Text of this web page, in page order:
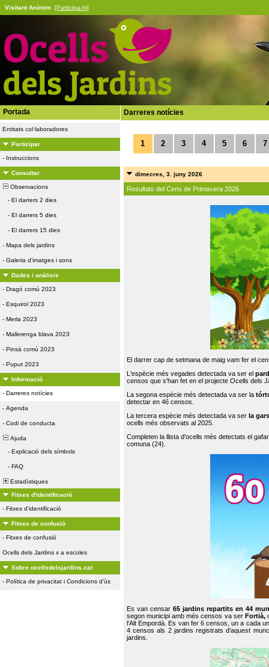
Visitant Anònim [Participa-hi]
Portada
Entitats col·laboradores
Participar
- Instruccions
Consultar
Observacions
- El darrers 2 dies
- El darrers 5 dies
- El darrers 15 dies
- Mapa dels jardins
- Galeria d'imatges i sons
Dades i anàlisis
- Dragó comú 2023
- Esquirol 2023
- Merla 2023
- Mallerenga blava 2023
- Pinsà comú 2023
- Puput 2023
Informació
- Darreres notícies
- Agenda
- Codi de conducta
Ajuda
- Explicació dels símbols
- FAQ
Estadístiques
Fitxes d'identificació
- Fitxes d'identificació
Fitxes de confusió
- Fitxes de confusió
Ocells dels Jardins x a escoles
Sobre ocellsdelsjardins.cat
- Política de privacitat i Condicions d'ús
Darreres notícies
1 2 3 4 5 6 7
dimecres, 3. juny 2026
Resultats del Cens de Primavera 2026
El darrer cap de setmana de maig vam fer el
L'espècie més vegades detectada va ser el
censos que s'han fet en el projecte Ocells dels
La segona espècie més detectada va ser la
detectar en 46 censos.
La tercera espècie més detectada va ser la
ocells més observats al 2025.
Completen la llista d'ocells més detectats el
comuna (24).
Es van censar65 jardins repartits en 44
segon municipi amb més censos va ser Fortià,
l'Alt Empordà. Es van fer 6 censos, un a cada
4 censos als 2 jardins registrats d'aquest
jardins.